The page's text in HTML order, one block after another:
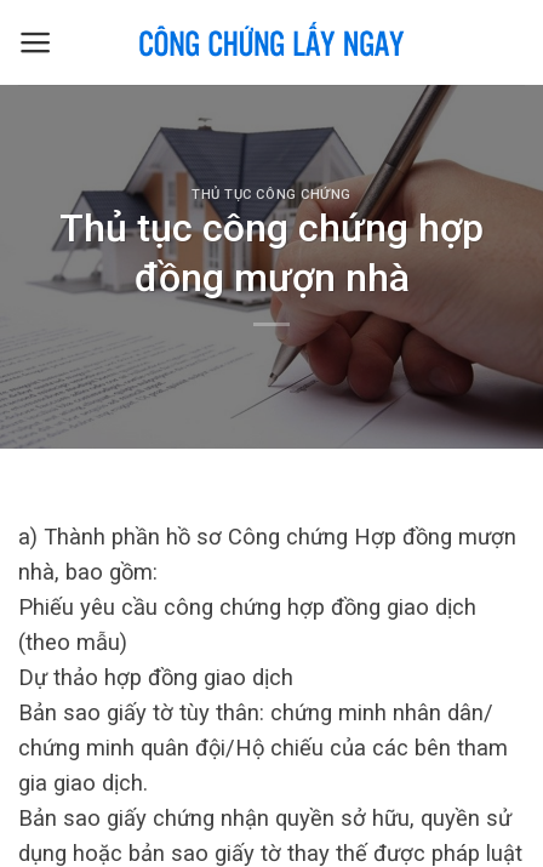
THỦ TỤC CÔNG CHỨNG
Thủ tục công chứng hợp
đồng mượn nhà
a) Thành phần hồ sơ Công chứng Hợp đồng mượn
nhà, bao gồm:
Phiếu yêu cầu công chứng hợp đồng giao dịch
(theo mẫu)
Dự thảo hợp đồng giao dịch
Bản sao giấy tờ tùy thân: chứng minh nhân dân/
chứng minh quân đội/Hộ chiếu của các bên tham
gia giao dịch.
Bản sao giấy chứng nhận quyền sở hữu, quyền sử
dụng hoặc bản sao giấy tờ thay thế được pháp luật